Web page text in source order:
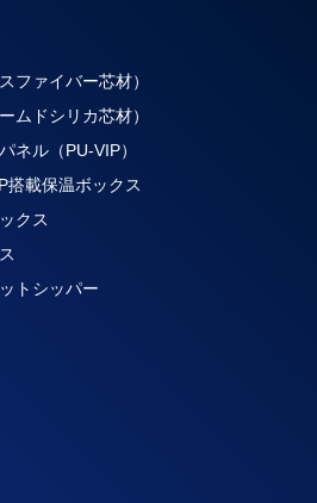
ファイバー芯材）
ムドシリカ芯材）
ネル（PU-VIP）
搭載保温ボックス
クス
トシッパー